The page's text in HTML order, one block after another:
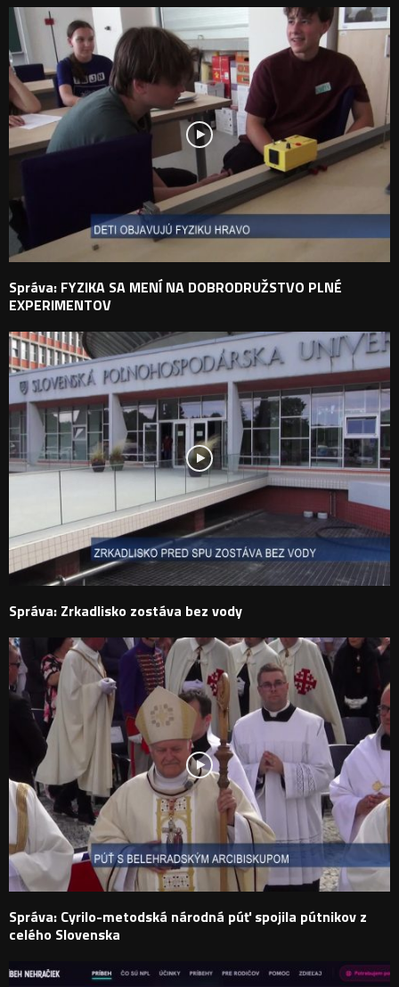
Správa: FYZIKA SA MENÍ NA DOBRODRUŽSTVO PLNÉ
EXPERIMENTOV
Správa: Zrkadlisko zostáva bez vody
Správa: Cyrilo-metodská národná púť spojila pútnikov z
celého Slovenska